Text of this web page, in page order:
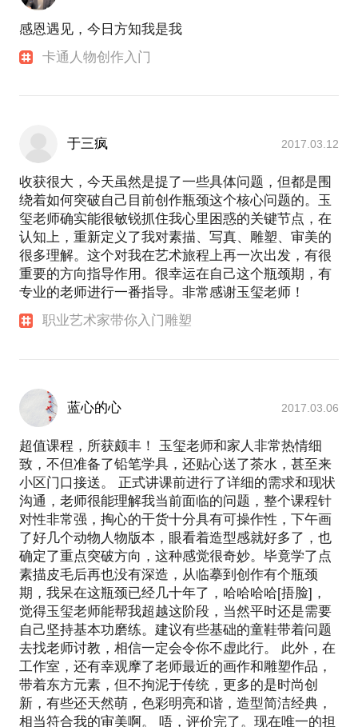
我愿意与你分享的内容包括：
毫无保留分享艺术创作经验、心得、体会；
如果你也有成为艺术家的梦想，说不定我也能指导一
在1.5小时的沟通中更高效有序，我会在课程开始前先
针对你的问题进行解答再进行授课。
另外，基于雕塑课程的特殊性，大约需要3节课可以掌
握基本的创作技巧并能简单创作雕塑小作品。第1节课
可以掌握基本的雕塑创作流程，骨架扎制、造型雕塑
等；第2节课学习雕塑形体塑造基本知识；第3节课为
雕塑实践操作指导，请学员知悉。期待与带着艺术梦
想的你相遇！
感恩遇见，今日方知我是我
卡通人物创作入门
于三疯 2017.03.12
收获很大，今天虽然是提了一些具体问题，但都是围
绕着如何突破自己目前创作瓶颈这个核心问题的。玉
玺老师确实能很敏锐抓住我心里困惑的关键节点，在
认知上，重新定义了我对素描、写真、雕塑、审美的
很多理解。这个对我在艺术旅程上再一次出发，有很
重要的方向指导作用。很幸运在自己这个瓶颈期，有
专业的老师进行一番指导。非常感谢玉玺老师！
职业艺术家带你入门雕塑
蓝心的心 2017.03.06
超值课程，所获颇丰！ 玉玺老师和家人非常热情细
致，不但准备了铅笔学具，还贴心送了茶水，甚至来
小区门口接送。 正式讲课前进行了详细的需求和现状
沟通，老师很能理解我当前面临的问题，整个课程针
对性非常强，掏心的干货十分具有可操作性，下午画
了好几个动物人物版本，眼看着造型感就好多了，也
确定了重点突破方向，这种感觉很奇妙。毕竟学了点
素描皮毛后再也没有深造，从临摹到创作有个瓶颈
期，我呆在这瓶颈已经几十年了，哈哈哈哈[捂脸]，
觉得玉玺老师能帮我超越这阶段，当然平时还是需要
自己坚持基本功磨练。建议有些基础的童鞋带着问题
去找老师讨教，相信一定会令你不虚此行。 此外，在
工作室，还有幸观摩了老师最近的画作和雕塑作品，
带着东方元素，但不拘泥于传统，更多的是时尚创
新，有些还天然萌，色彩明亮和谐，造型简洁经典，
相当符合我的审美啊。 唔，评价完了。现在唯一的担